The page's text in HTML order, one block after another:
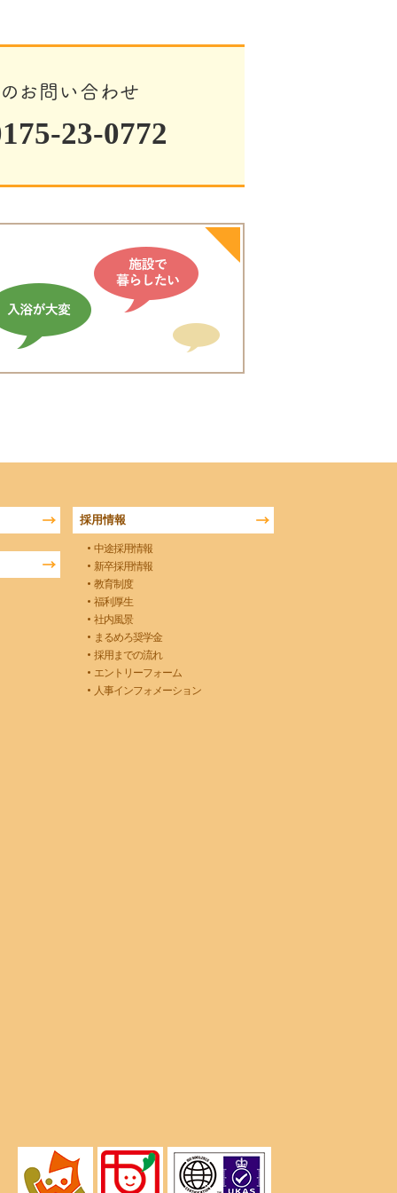
お問い合わせ
23-0772
採用情報
中途採用情報
新卒採用情報
教育制度
福利厚生
社内風景
まるめろ奨学金
採用までの流れ
エントリーフォーム
人事インフォメーション